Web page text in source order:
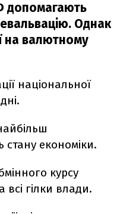
допомагають
Однак
на валютному
національної
економіки.
курсу
всі гілки влади.